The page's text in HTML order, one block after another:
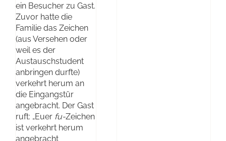
ein Besucher zu Gast.
Zuvor hatte die
Familie das Zeichen
(aus Versehen oder
weil es der
Austauschstudent
anbringen durfte)
verkehrt herum an
die Eingangstür
angebracht. Der Gast
ruft: „Euer fu-Zeichen
ist verkehrt herum
angebracht